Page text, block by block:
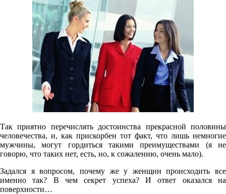
Так приятно перечислять достоинства прекрасной половины
человечества, и, как прискорбен тот факт, что лишь немногие
мужчины, могут гордиться такими преимуществами (я не
говорю, что таких нет, есть, но, к сожалению, очень мало).
Задался я вопросом, почему же у женщин происходить все
именно так? В чем секрет успеха? И ответ оказался на
поверхности…